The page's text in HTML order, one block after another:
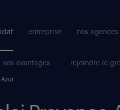
entreprise nos agences
vos avantages rejoindre le